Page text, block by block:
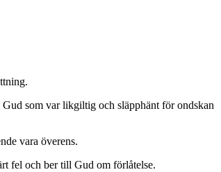
som var likgiltig och släpphänt för ondskan
vara överens.
fel och ber till Gud om förlåtelse.